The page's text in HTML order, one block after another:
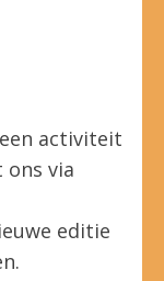
activiteit
ons via
editie